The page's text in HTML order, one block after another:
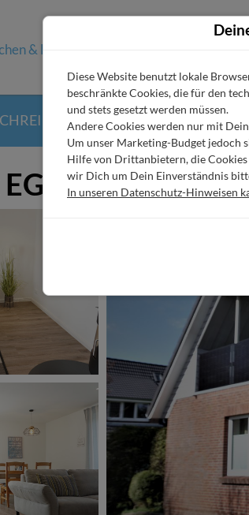
& Buchen
AUSSTATTUNG
Diese Website benutzt lokale
beschränkte Cookies, die für den
und stets gesetzt werden müssen.
Andere Cookies werden nur mit
Um unser Marketing-Budget jedoch
Hilfe von Drittanbietern, die
wir Dich um Dein Einverständnis
In unseren Datenschutz-Hinweisen